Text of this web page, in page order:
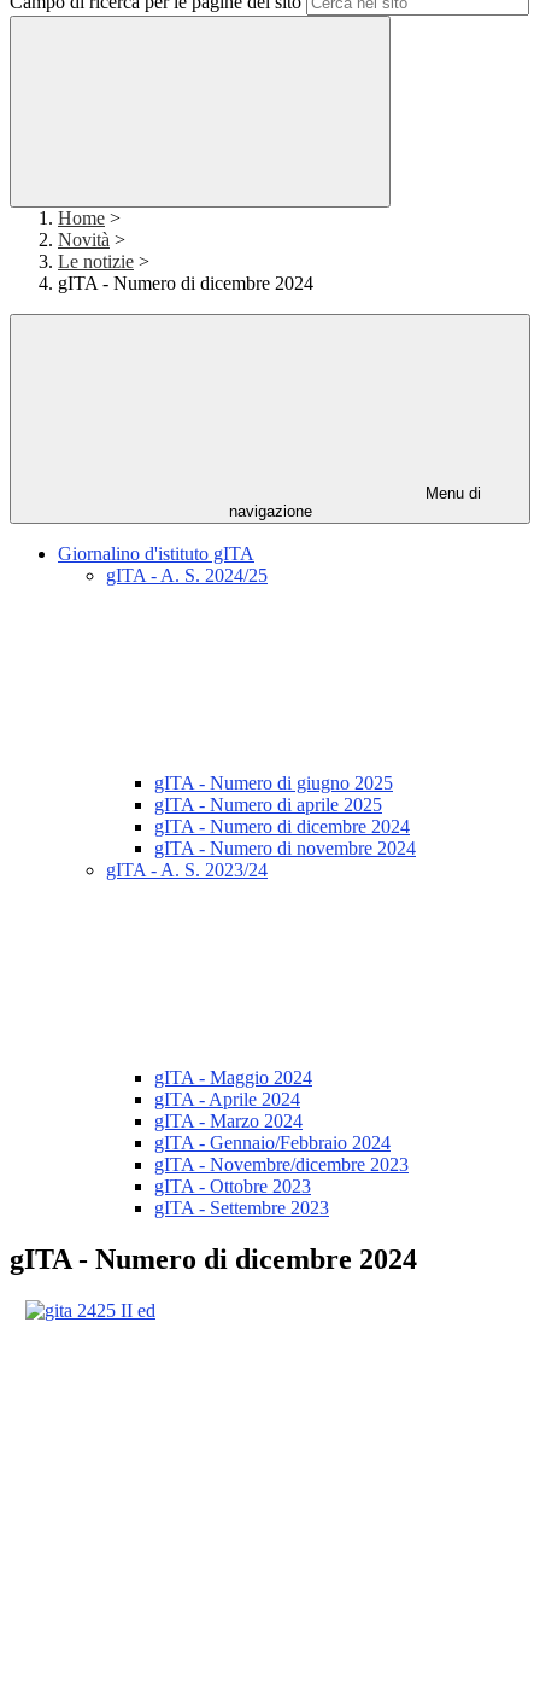
Home >
Novità >
Le notizie >
gITA - Numero di dicembre 2024
Menu di
navigazione
Giornalino d'istituto gITA
gITA - A. S. 2024/25
gITA - Numero di giugno 2025
gITA - Numero di aprile 2025
gITA - Numero di dicembre 2024
gITA - Numero di novembre 2024
gITA - A. S. 2023/24
gITA - Maggio 2024
gITA - Aprile 2024
gITA - Marzo 2024
gITA - Gennaio/Febbraio 2024
gITA - Novembre/dicembre 2023
gITA - Ottobre 2023
gITA - Settembre 2023
gITA - Numero di dicembre 2024